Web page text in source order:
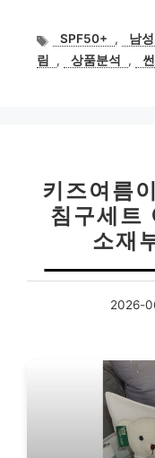
태SPF50+ , 남
림
, 상품분석 ,
키즈여름
침구세트
소재
2026-